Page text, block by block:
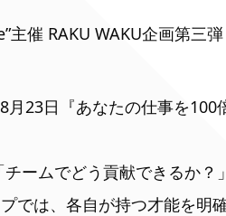
催 RAKU WAKU企画第三弾
23日『あなたの仕事を100
チームでどう貢献できるか
では、各自が持つ才能を明